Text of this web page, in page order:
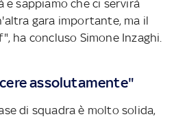
sappiamo che ci servirà
gara importante, ma il
ha concluso Simone Inzaghi.
assolutamente"
di squadra è molto solida,